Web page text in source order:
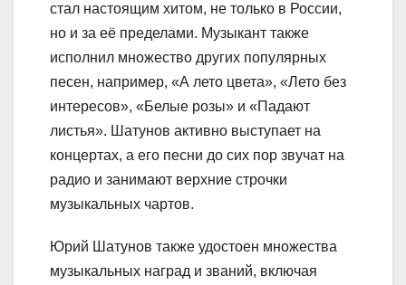
стал настоящим хитом, не только в России,
но и за её пределами. Музыкант также
исполнил множество других популярных
песен, например, «А лето цвета», «Лето без
интересов», «Белые розы» и «Падают
листья». Шатунов активно выступает на
концертах, а его песни до сих пор звучат на
радио и занимают верхние строчки
музыкальных чартов.
Юрий Шатунов также удостоен множества
музыкальных наград и званий, включая